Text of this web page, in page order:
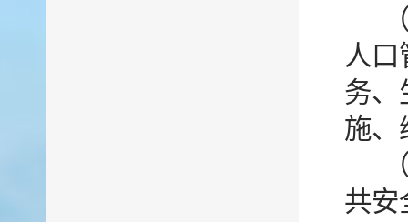
人口
务、
施、
共安